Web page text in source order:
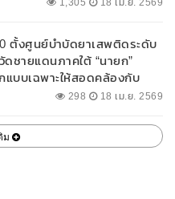
ตั้งศูนย์บำบัดยาเสพติดระดับ
ดชายแดนภาคใต้ “นายก”
บบเฉพาะให้สอดคล้องกับ
298 18 เม.ย. 2569
ม